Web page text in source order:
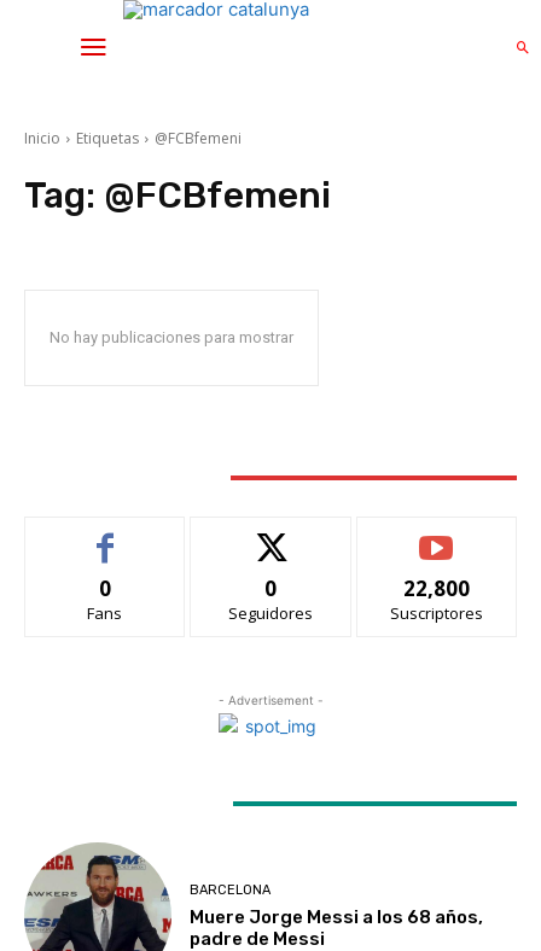
Inicio Etiquetas @FCBfemeni
Tag: @FCBfemeni
No hay publicaciones para mostrar
0
Fans
0
Seguidores
22,800
Suscriptores
- Advertisement -
BARCELONA
Muere Jorge Messi a los 68 años,
padre de Messi